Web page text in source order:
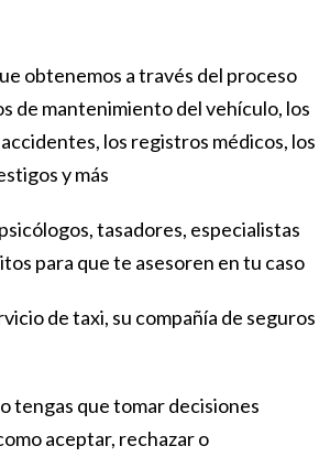
obtenemos a través del proceso
de mantenimiento del vehículo, los
los registros médicos, los
y más
tasadores, especialistas
para que te asesoren en tu caso
de taxi, su compañía de seguros
tengas que tomar decisiones
aceptar, rechazar o